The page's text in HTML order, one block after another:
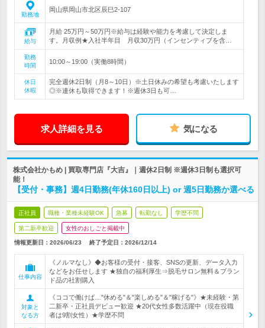
勤務地
岡山県岡山市北区辰巳2-107
給与
月給 25万円～50万円※給与は経験や能力を考慮して決定しま
す。月収例★入社半年目 月収30万円（インセンティブを含…
勤務
時間
10:00～19:00（実働8時間）
休日
休暇
完全週休2日制（月8～10日）※土日休みの希望も考慮いたします
◎※連休も取得できます！※週休3日も可…
求人詳細を見る 気になる
株式会社かもめ | 買取専門店『大吉』｜週休2日制 ※週休3日制も選択可
能！
【受付・事務】週4日勤務(年休160日以上) or 週5日勤務か選べる
正社員 職種・業種未経験OK 急募 転勤なし 学歴不問
第二新卒歓迎 女性のおしごと掲載中
情報更新日：2026/06/23 終了予定日： 2026/12/14
仕事内容
《ノルマなし》◆お客様の受付・接客、SNSの更新、データ入力
などをお任せします ★独自の福利厚生⇒脱毛サロン無料＆ブラン
ド品の社割購入
対象と
なる方
《ココで働けば…"休める"＆"楽しめる"＆"稼げる"》★未経験・第
二新卒・正社員デビュー歓迎 ★20代女性多数活躍中（現在役職
者は9割女性）★学歴不問